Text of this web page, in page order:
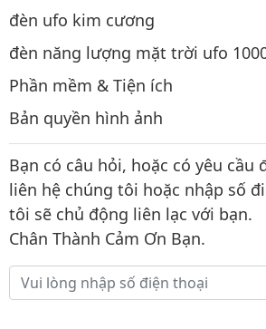
đèn ufo kim cương
đèn năng lượng mặt trời ufo
Phần mềm & Tiện ích
Bản quyền hình ảnh
Bạn có câu hỏi, hoặc có yêu cầu
liên hệ chúng tôi hoặc nhập số
tôi sẽ chủ động liên lạc với bạn.
Chân Thành Cảm Ơn Bạn.